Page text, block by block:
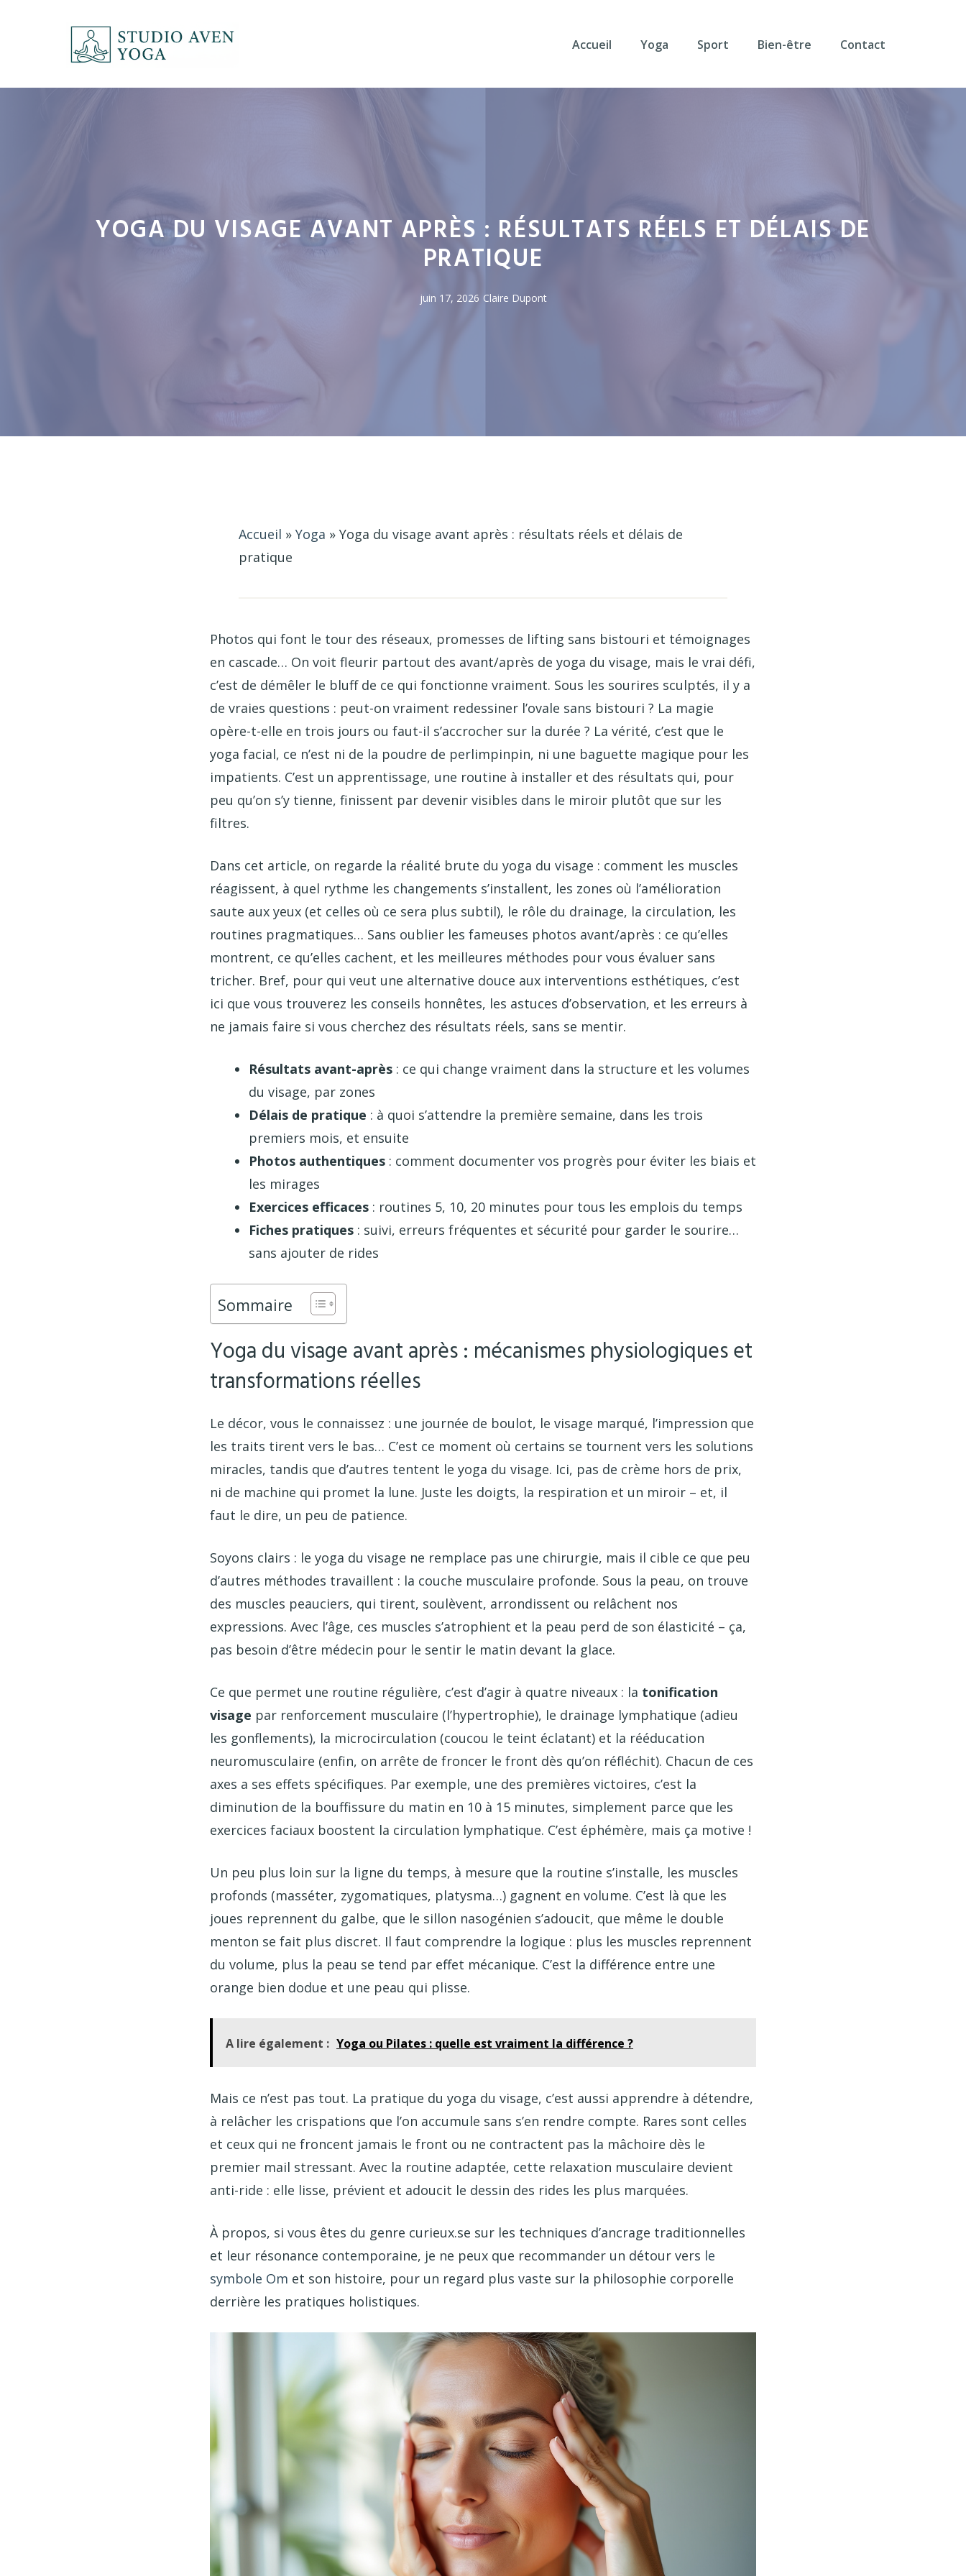
Accueil Yoga Sport Bien-être Contact
YOGA DU VISAGE AVANT APRÈS : RÉSULTATS RÉELS ET DÉLAIS DE
PRATIQUE
juin 17, 2026 Claire Dupont
Accueil » Yoga » Yoga du visage avant après : résultats réels et délais de
pratique
Photos qui font le tour des réseaux, promesses de lifting sans bistouri et témoignages
en cascade… On voit fleurir partout des avant/après de yoga du visage, mais le vrai défi,
c’est de démêler le bluff de ce qui fonctionne vraiment. Sous les sourires sculptés, il y a
de vraies questions : peut-on vraiment redessiner l’ovale sans bistouri ? La magie
opère-t-elle en trois jours ou faut-il s’accrocher sur la durée ? La vérité, c’est que le
yoga facial, ce n’est ni de la poudre de perlimpinpin, ni une baguette magique pour les
impatients. C’est un apprentissage, une routine à installer et des résultats qui, pour
peu qu’on s’y tienne, finissent par devenir visibles dans le miroir plutôt que sur les
filtres.
Dans cet article, on regarde la réalité brute du yoga du visage : comment les muscles
réagissent, à quel rythme les changements s’installent, les zones où l’amélioration
saute aux yeux (et celles où ce sera plus subtil), le rôle du drainage, la circulation, les
routines pragmatiques… Sans oublier les fameuses photos avant/après : ce qu’elles
montrent, ce qu’elles cachent, et les meilleures méthodes pour vous évaluer sans
tricher. Bref, pour qui veut une alternative douce aux interventions esthétiques, c’est
ici que vous trouverez les conseils honnêtes, les astuces d’observation, et les erreurs à
ne jamais faire si vous cherchez des résultats réels, sans se mentir.
Résultats avant-après : ce qui change vraiment dans la structure et les volumes
du visage, par zones
Délais de pratique : à quoi s’attendre la première semaine, dans les trois
premiers mois, et ensuite
Photos authentiques : comment documenter vos progrès pour éviter les biais et
les mirages
Exercices efficaces : routines 5, 10, 20 minutes pour tous les emplois du temps
Fiches pratiques : suivi, erreurs fréquentes et sécurité pour garder le sourire…
sans ajouter de rides
Sommaire
Yoga du visage avant après : mécanismes physiologiques et
transformations réelles
Le décor, vous le connaissez : une journée de boulot, le visage marqué, l’impression que
les traits tirent vers le bas… C’est ce moment où certains se tournent vers les solutions
miracles, tandis que d’autres tentent le yoga du visage. Ici, pas de crème hors de prix,
ni de machine qui promet la lune. Juste les doigts, la respiration et un miroir – et, il
faut le dire, un peu de patience.
Soyons clairs : le yoga du visage ne remplace pas une chirurgie, mais il cible ce que peu
d’autres méthodes travaillent : la couche musculaire profonde. Sous la peau, on trouve
des muscles peauciers, qui tirent, soulèvent, arrondissent ou relâchent nos
expressions. Avec l’âge, ces muscles s’atrophient et la peau perd de son élasticité – ça,
pas besoin d’être médecin pour le sentir le matin devant la glace.
Ce que permet une routine régulière, c’est d’agir à quatre niveaux : la tonification
visage par renforcement musculaire (l’hypertrophie), le drainage lymphatique (adieu
les gonflements), la microcirculation (coucou le teint éclatant) et la rééducation
neuromusculaire (enfin, on arrête de froncer le front dès qu’on réfléchit). Chacun de ces
axes a ses effets spécifiques. Par exemple, une des premières victoires, c’est la
diminution de la bouffissure du matin en 10 à 15 minutes, simplement parce que les
exercices faciaux boostent la circulation lymphatique. C’est éphémère, mais ça motive !
Un peu plus loin sur la ligne du temps, à mesure que la routine s’installe, les muscles
profonds (masséter, zygomatiques, platysma…) gagnent en volume. C’est là que les
joues reprennent du galbe, que le sillon nasogénien s’adoucit, que même le double
menton se fait plus discret. Il faut comprendre la logique : plus les muscles reprennent
du volume, plus la peau se tend par effet mécanique. C’est la différence entre une
orange bien dodue et une peau qui plisse.
A lire également : Yoga ou Pilates : quelle est vraiment la différence ?
Mais ce n’est pas tout. La pratique du yoga du visage, c’est aussi apprendre à détendre,
à relâcher les crispations que l’on accumule sans s’en rendre compte. Rares sont celles
et ceux qui ne froncent jamais le front ou ne contractent pas la mâchoire dès le
premier mail stressant. Avec la routine adaptée, cette relaxation musculaire devient
anti-ride : elle lisse, prévient et adoucit le dessin des rides les plus marquées.
À propos, si vous êtes du genre curieux.se sur les techniques d’ancrage traditionnelles
et leur résonance contemporaine, je ne peux que recommander un détour vers le
symbole Om et son histoire, pour un regard plus vaste sur la philosophie corporelle
derrière les pratiques holistiques.